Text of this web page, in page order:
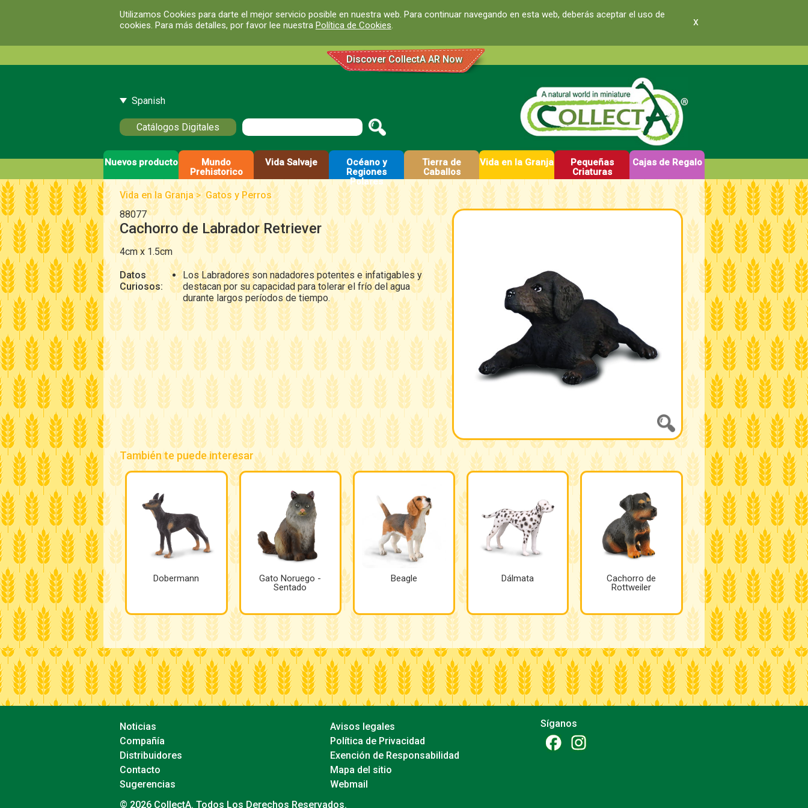
Utilizamos Cookies para darte el mejor servicio posible en nuestra web. Para continuar navegando en esta web, deberás aceptar el uso de
cookies. Para más detalles, por favor lee nuestra Política de Cookies. x
Discover CollectA AR Now
Spanish
Catálogos Digitales
Nuevos producto
Mundo
Prehistorico
Vida Salvaje
Océano y
Regiones
Polares
Tierra de
Caballos
Vida en la Granja
Pequeñas
Criaturas
Cajas de Regalo
Vida en la Granja> Gatos y Perros
88077
Cachorro de Labrador Retriever
4cm x 1.5cm
Datos
Curiosos:
Los Labradores son nadadores potentes e infatigables y
destacan por su capacidad para tolerar el frío del agua
durante largos períodos de tiempo.
También te puede interesar
Dobermann
Gato Noruego -
Sentado
Beagle Dálmata
Cachorro de
Rottweiler
Noticias
Compañía
Distribuidores
Contacto
Sugerencias
Avisos legales
Política de Privacidad
Exención de Responsabilidad
Mapa del sitio
Webmail
Síganos
© 2026 CollectA. Todos Los Derechos Reservados.